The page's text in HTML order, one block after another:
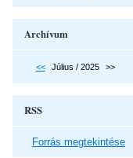
Archívum
<< Július / 2025 >>
RSS
Forrás megtekintése